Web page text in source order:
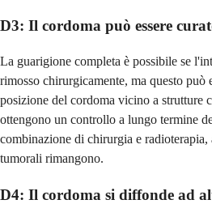
D3: Il cordoma può essere
La guarigione completa è possibile se
rimosso chirurgicamente, ma questo può
posizione del cordoma vicino a strutture
ottengono un controllo a lungo termine
combinazione di chirurgia e radioterapia,
tumorali rimangono.
D4: Il cordoma si diffonde ad